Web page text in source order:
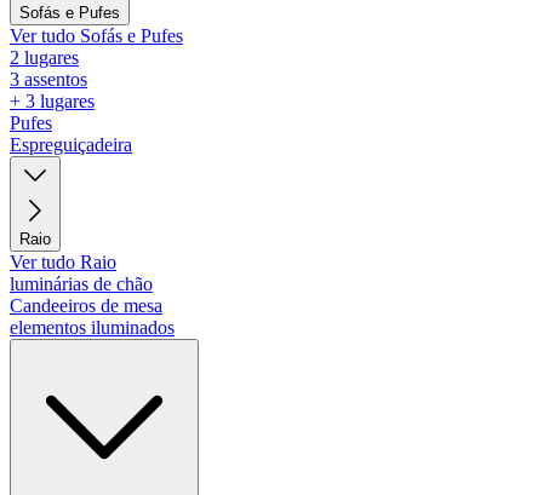
Sofás e Pufes
Ver tudo Sofás e Pufes
2 lugares
3 assentos
+ 3 lugares
Pufes
Espreguiçadeira
Raio
Ver tudo Raio
luminárias de chão
Candeeiros de mesa
elementos iluminados